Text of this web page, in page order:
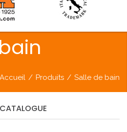
Accueil / Produits / Salle de bain
CATALOGUE